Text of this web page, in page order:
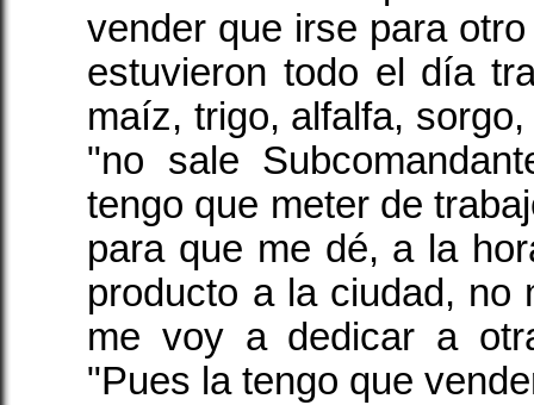
vender que irse para
estuvieron todo el día
maíz, trigo, alfalfa,
"no sale
tengo que meter de
para que me dé, a la
producto a la ciudad, no
me voy a dedicar a
"Pues la tengo que